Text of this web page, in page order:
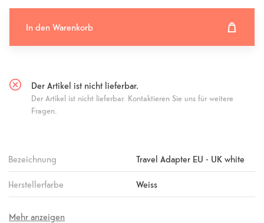
In den Warenkorb
Der Artikel ist nicht lieferbar.
Der Artikel ist nicht lieferbar. Kontaktieren Sie uns für weitere
Fragen.
Bezeichnung Travel Adapter EU - UK white
Herstellerfarbe Weiss
Mehr anzeigen